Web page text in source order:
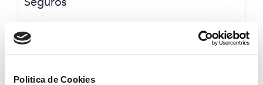
Politica de Cookies
SFCR